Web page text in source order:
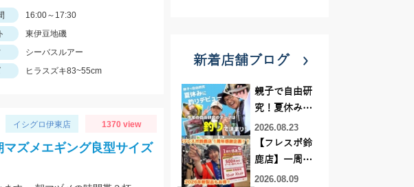
16:00～17:30
東伊豆地磯
シーバスルアー
ヒラスズキ83~55cm
イシグロ伊東店 1370 view
マズメエギング良型サイズ
新着店舗ブログ
親子で自由研
究！夏休みに
釣りデビュー
2026.08.23
【フレスポ鈴
鹿店】一周年
記念セール開
2026.08.09